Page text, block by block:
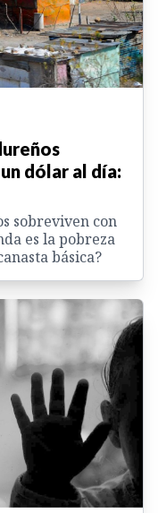
dólar al día:
sobreviven con
es la pobreza
básica?